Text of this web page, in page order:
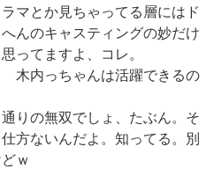
マとか見ちゃってる層にはド
んのキャスティングの妙だけ
ってますよ、コレ。
木内っちゃんは活躍できるの
りの無双でしょ、たぶん。そ
方ないんだよ。知ってる。別
ｗ